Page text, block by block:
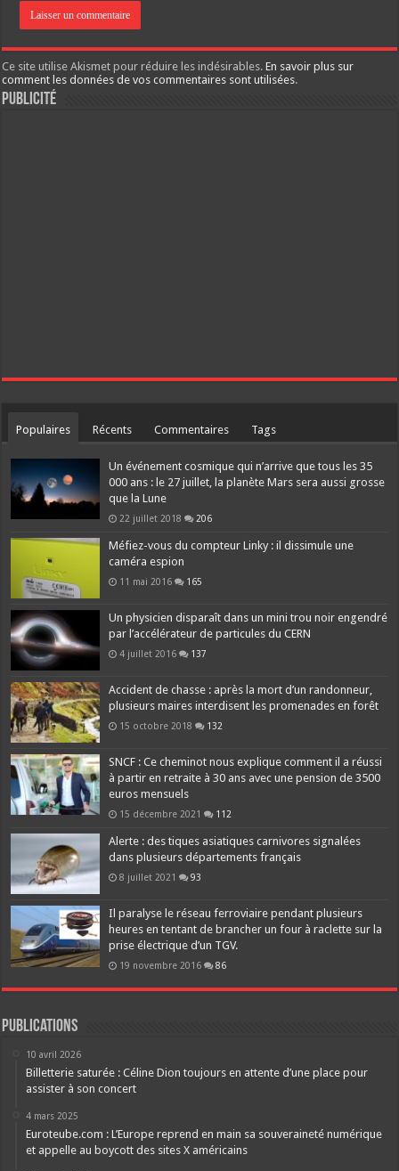
Ce site utilise Akismet pour réduire les indésirables.En savoir plus sur
comment les données de vos commentaires sont utilisées.
Publicité
Populaires Récents Commentaires Tags
Un événement cosmique qui n’arrive que tous les 35
000 ans : le 27 juillet, la planète Mars sera aussi grosse
que la Lune
22 juillet 2018 206
Méfiez-vous du compteur Linky : il dissimule une
caméra espion
11 mai 2016 165
Un physicien disparaît dans un mini trou noir engendré
par l’accélérateur de particules du CERN
4 juillet 2016 137
Accident de chasse : après la mort d’un randonneur,
plusieurs maires interdisent les promenades en forêt
15 octobre 2018 132
SNCF : Ce cheminot nous explique comment il a réussi
à partir en retraite à 30 ans avec une pension de 3500
euros mensuels
15 décembre 2021 112
Alerte : des tiques asiatiques carnivores signalées
dans plusieurs départements français
8 juillet 2021 93
Il paralyse le réseau ferroviaire pendant plusieurs
heures en tentant de brancher un four à raclette sur la
prise électrique d’un TGV.
19 novembre 2016 86
Publications
10 avril 2026
Billetterie saturée : Céline Dion toujours en attente d’une place pour
assister à son concert
4 mars 2025
Euroteube.com : L’Europe reprend en main sa souveraineté numérique
et appelle au boycott des sites X américains